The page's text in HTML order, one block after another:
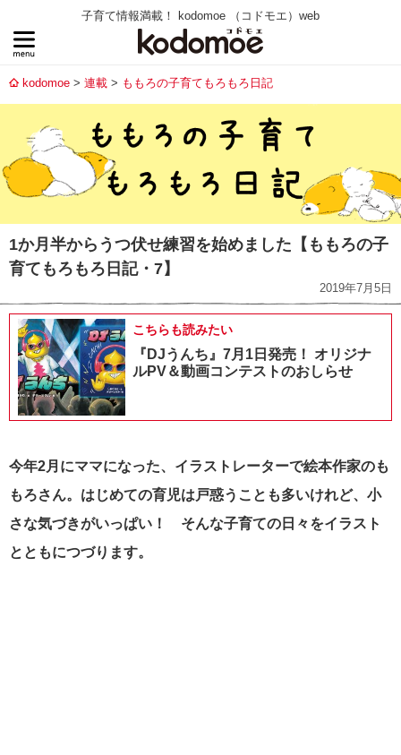
子育て情報満載！ kodomoe （コドモエ）web
kodomoe 連載 ももろの子育てもろもろ日記
1か月半からうつ伏せ練習を始めました【ももろの子
育てもろもろ日記・7】
2019年7月5日
こちらも読みたい
『DJうんち』7月1日発売！ オリジナ
ルPV＆動画コンテストのおしらせ
今年2月にママになった、イラストレーターで絵本作家のも
もろさん。はじめての育児は戸惑うことも多いけれど、小
さな気づきがいっぱい！ そんな子育ての日々をイラスト
とともにつづります。